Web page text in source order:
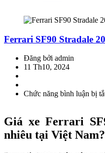
Ferrari SF90 Stradale
Đăng bởi admin
11 Th10, 2024
Chức năng bình luận bị
Giá xe Ferrari
nhiêu tại Việt Nam?